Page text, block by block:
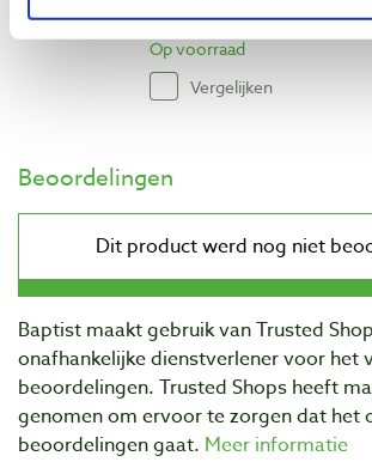
€ 5,70 excl. btw
Op voorraad
Vergelijken
Beoordelingen
Baptist maakt gebruik van Trusted
onafhankelijke dienstverlener voor het
beoordelingen. Trusted Shops heeft
genomen om ervoor te zorgen dat het
beoordelingen gaat. Meer informatie